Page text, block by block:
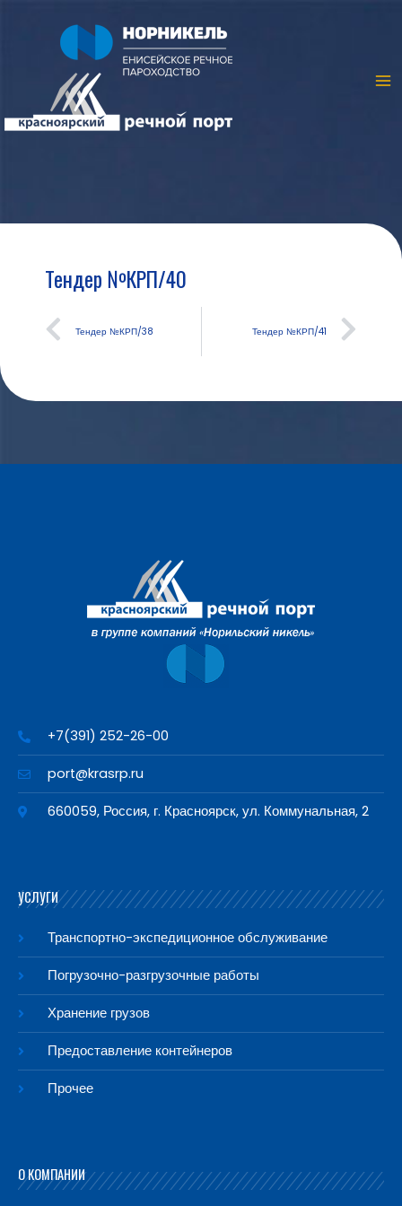
Тендер №КРП/40
Тендер №КРП/38 Тендер №КРП/41
+7(391) 252-26-00
port@krasrp.ru
660059, Россия, г. Красноярск, ул. Коммунальная, 2
УСЛУГИ
Транспортно-экспедиционное обслуживание
Погрузочно-разгрузочные работы
Хранение грузов
Предоставление контейнеров
Прочее
О КОМПАНИИ